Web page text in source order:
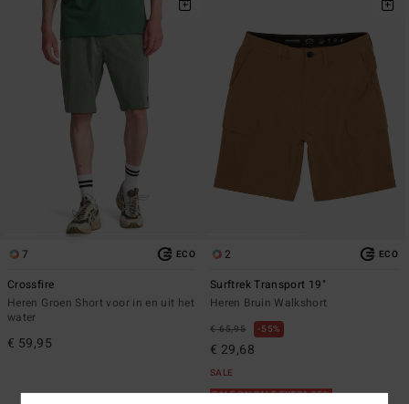
7 ECO
Crossfire
Heren Groen Short voor in en uit het
water
€ 59,95
2 ECO
Surftrek Transport 19"
Heren Bruin Walkshort
€ 65,95 55%
€ 29,68
SALE
SALE ON SALE EXTRA 25%